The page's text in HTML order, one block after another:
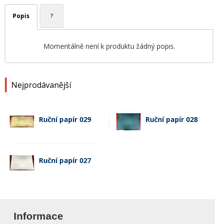
Nejprodávanější
Ruční papír 029 Ruční papír 028
Ruční papír 027
Popis ?
Momentálně není k produktu žádný popis.
Informace